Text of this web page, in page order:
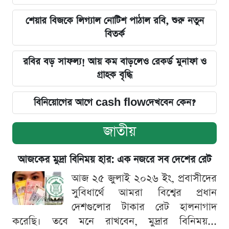
শেয়ার বিজকে লিগ্যাল নোটিশ পাঠাল রবি, শুরু নতুন
বিতর্ক
রবির বড় সাফল্য! আয় কম বাড়লেও রেকর্ড মুনাফা ও
গ্রাহক বৃদ্ধি
বিনিয়োগের আগে cash flowদেখবেন কেন?
জাতীয়
আজকের মুদ্রা বিনিময় হার: এক নজরে সব দেশের রেট
আজ ২৫ জুলাই ২০২৬ ইং, প্রবাসীদের
সুবিধার্থে আমরা বিশ্বের প্রধান
দেশগুলোর টাকার রেট হালনাগাদ
করেছি। তবে মনে রাখবেন, মুদ্রার বিনিময়...